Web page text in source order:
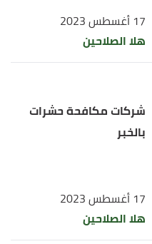
17 أغسطس 2023
هلا الصلاحين
شركات مكافحة حشرات
بالخبر
17 أغسطس 2023
هلا الصلاحين